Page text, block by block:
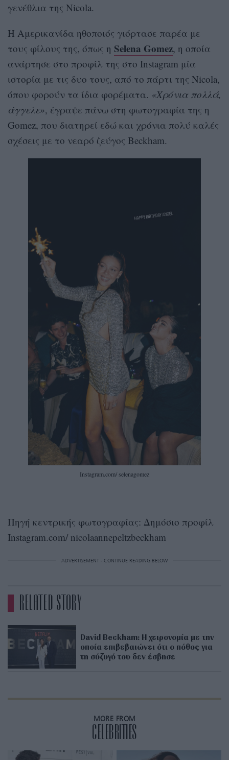
γενέθλια της Nicola.
H Αμερικανίδα ηθοποιός γιόρτασε παρέα με
τους φίλους της, όπως η Selena Gomez, η οποία
ανάρτησε στο προφίλ της στο Instagram μία
ιστορία με τις δυο τους, από το πάρτι της Nicola,
όπου φορούν τα ίδια φορέματα. «Χρόνια πολλά,
άγγελε», έγραψε πάνω στη φωτογραφία της η
Gomez, που διατηρεί εδώ και χρόνια πολύ καλές
σχέσεις με το νεαρό ζεύγος Beckham.
Instagram.com/ selenagomez
Πηγή κεντρικής φωτογραφίας: Δημόσιο προφίλ
Instagram.com/ nicolaannepeltzbeckham
ADVERTISEMENT - CONTINUE READING BELOW
RELATED STORY
David Beckham: Η χειρονομία με την
οποία επιβεβαιώνει ότι ο πόθος για
τη σύζυγό του δεν έσβησε
MORE FROM
CELEBRITIES